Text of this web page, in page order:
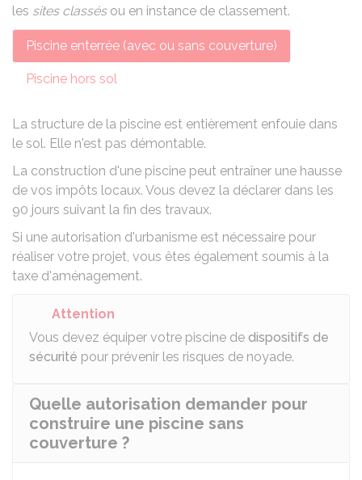
les sites classés ou en instance de classement.
Piscine enterrée (avec ou sans couverture)
Piscine hors sol
La structure de la piscine est entièrement enfouie dans
le sol. Elle n'est pas démontable.
La construction d'une piscine peut entraîner une hausse
de vos impôts locaux. Vous devez la déclarer dans les
90 jours suivant la fin des travaux.
Si une autorisation d'urbanisme est nécessaire pour
réaliser votre projet, vous êtes également soumis à la
taxe d'aménagement.
Attention
Vous devez équiper votre piscine de dispositifs de
sécurité pour prévenir les risques de noyade.
Quelle autorisation demander pour
construire une piscine sans
couverture ?